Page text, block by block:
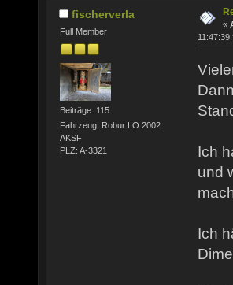
fischerverla
Full Member
Beiträge: 115
Fahrzeug: Robur LO 2002
AKSF
PLZ: A-3321
«
11:47:39
Ich
und
Ich